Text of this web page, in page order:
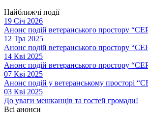
Найближчі події
19 Січ 2026
Анонс подій ветеранського простору
12 Тра 2025
Анонс подій ветеранського простору
14 Кві 2025
Анонс подій ветеранського простору
07 Кві 2025
Анонс подій у ветеранському просторі
03 Кві 2025
До уваги мешканців та гостей громади!
Всі анонси